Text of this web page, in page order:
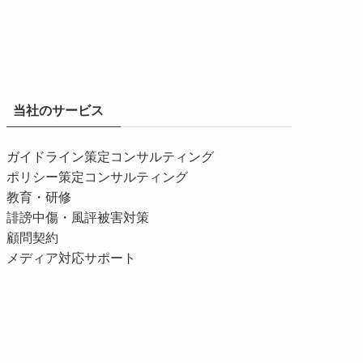
当社のサービス
ガイドライン策定コンサルティング
ポリシー策定コンサルティング
教育・研修
誹謗中傷・風評被害対策
顧問契約
メディア対応サポート